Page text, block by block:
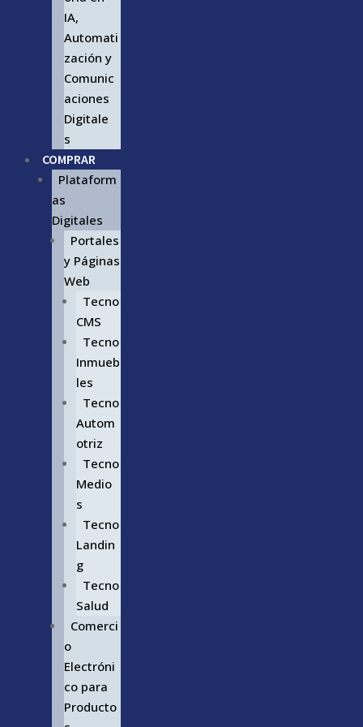
IA,
Automati
zación y
Comunic
aciones
Digitale
s
COMPRAR
Plataform
as
Digitales
Portales
y Páginas
Web
Tecno
CMS
Tecno
Inmueb
les
Tecno
Autom
otriz
Tecno
Medio
s
Tecno
Landin
g
Tecno
Salud
Comerci
o
Electróni
co para
Producto